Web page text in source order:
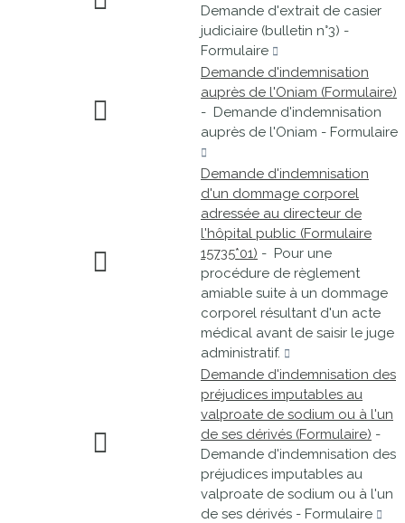
Demande d'extrait de casier
judiciaire (bulletin n°3) -
Formulaire
Demande d'indemnisation
auprès de l'Oniam (Formulaire)
- Demande d'indemnisation
auprès de l'Oniam - Formulaire
Demande d'indemnisation
d'un dommage corporel
adressée au directeur de
l'hôpital public (Formulaire
15735*01) - Pour une
procédure de règlement
amiable suite à un dommage
corporel résultant d'un acte
médical avant de saisir le juge
administratif.
Demande d'indemnisation des
préjudices imputables au
valproate de sodium ou à l'un
de ses dérivés (Formulaire) -
Demande d'indemnisation des
préjudices imputables au
valproate de sodium ou à l'un
de ses dérivés - Formulaire